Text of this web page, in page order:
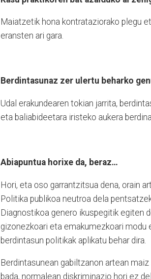
Maiatzetik hona kontrataziorako plegu
eransten ari gara.
Berdintasunaz zer ulertu beharko
Udal erakundearen tokian jarrita,
eta baliabideetara iristeko aukera
Abiapuntua horixe da, beraz…
Hori, eta oso garrantzitsua dena, orain
Politika publikoa neutroa dela
Diagnostikoa genero ikuspegitik egiten
gizonezkoari eta emakumezkoari
berdintasun politikak aplikatu behar dira.
Berdintasunean gabiltzanon artean
bada, normalean diskriminazio hori ez